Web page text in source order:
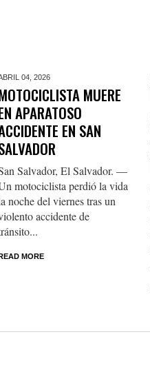
04, 2026
MUERE
APARATOSO
EN SAN
Salvador, El Salvador. —
motociclista perdió la vida
noche del viernes tras un
accidente de
READ MORE